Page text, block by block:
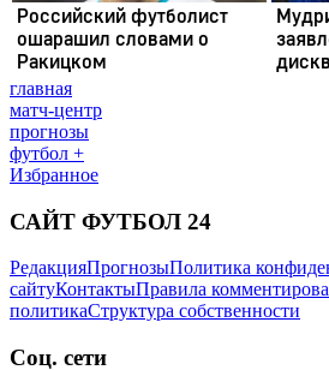
главная
матч-центр
прогнозы
футбол +
Избранное
САЙТ ФУТБОЛ 24
РедакцияПрогнозыПолитика
сайтуКонтактыПравила
политикаСтруктура собственности
Соц. сети